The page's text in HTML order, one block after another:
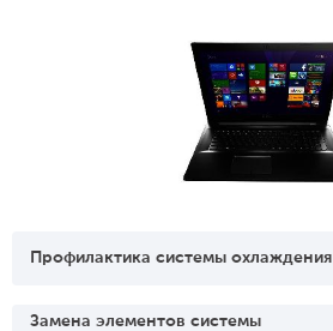
Профилактика системы охлаждения
Замена элементов системы